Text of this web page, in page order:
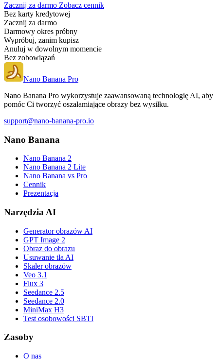
Zacznij za darmo Zobacz cennik
Bez karty kredytowej
Zacznij za darmo
Darmowy okres próbny
Wypróbuj, zanim kupisz
Anuluj w dowolnym momencie
Bez zobowiązań
Nano Banana Pro
Nano Banana Pro wykorzystuje zaawansowaną technologię AI, aby
pomóc Ci tworzyć oszałamiające obrazy bez wysiłku.
support@nano-banana-pro.io
Nano Banana
Nano Banana 2
Nano Banana 2 Lite
Nano Banana vs Pro
Cennik
Prezentacja
Narzędzia AI
Generator obrazów AI
GPT Image 2
Obraz do obrazu
Usuwanie tła AI
Skaler obrazów
Veo 3.1
Flux 3
Seedance 2.5
Seedance 2.0
MiniMax H3
Test osobowości SBTI
Zasoby
O nas